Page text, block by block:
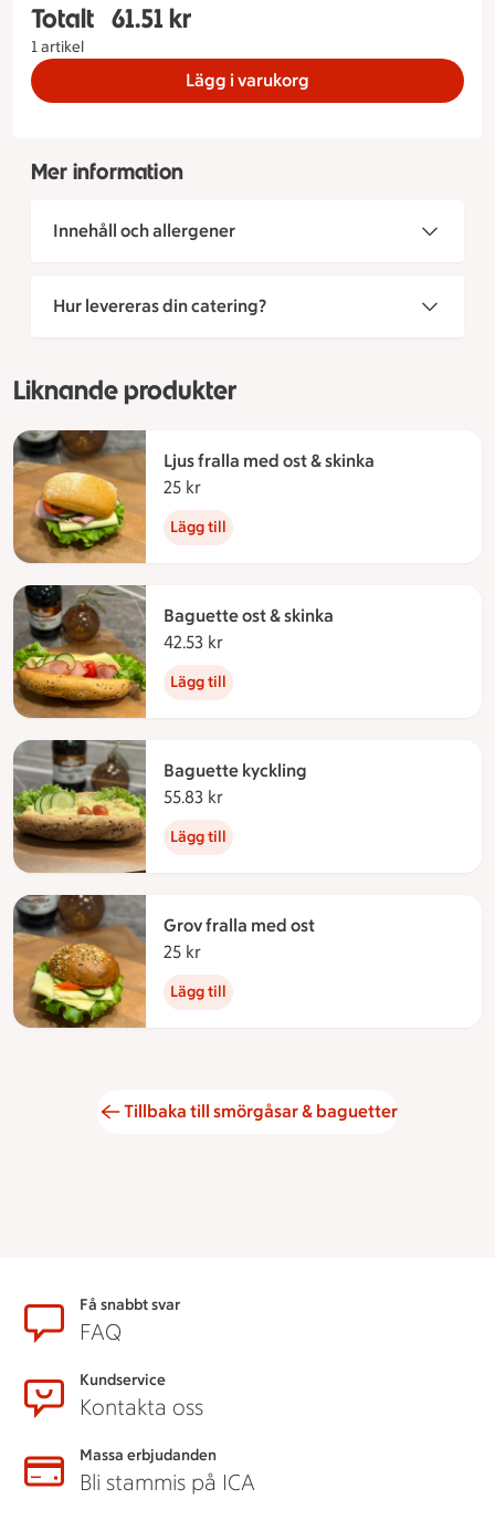
Totalt
1 artikel
Totalt 1 stycken Wrap kebab, 61.51 kronor
61.51 kr
Lägg i varukorg
Mer information
Innehåll och allergener
Hur levereras din catering?
Liknande produkter
Ljus fralla med ost & skinka
25 kr
Lägg till
Baguette ost & skinka
42.53 kr
Lägg till
Baguette kyckling
55.83 kr
Lägg till
Grov fralla med ost
25 kr
Lägg till
Tillbaka till smörgåsar & baguetter
SidfotFå snabbt svar
FAQ
Kundservice
Kontakta oss
Massa erbjudanden
Bli stammis på ICA